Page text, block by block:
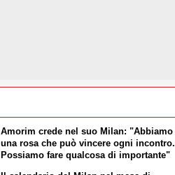
Amorim crede nel suo Milan: "Abbiamo
una rosa che può vincere ogni incontro.
Possiamo fare qualcosa di importante"